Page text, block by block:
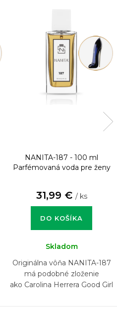
NANITA-187 - 100 ml
Parfémovaná voda pre ženy
31,99 € / ks
DO KOŠÍKA
Skladom
Originálna vôňa NANITA-187
má podobné zloženie
ako Carolina Herrera Good Girl